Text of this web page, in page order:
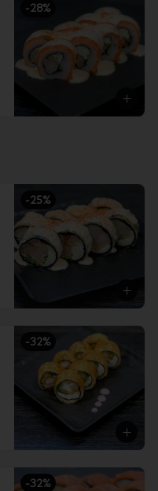
-28%
-25%
-32%
-32%